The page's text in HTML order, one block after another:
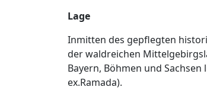
Lage
Inmitten des gepflegten
der waldreichen
Bayern, Böhmen und
ex.Ramada).